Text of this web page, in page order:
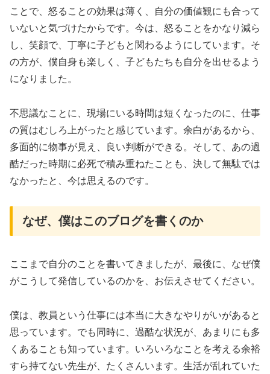
ことで、怒ることの効果は薄く、自分の価値観にも合って
いないと気づけたからです。今は、怒ることをかなり減ら
し、笑顔で、丁寧に子どもと関わるようにしています。そ
の方が、僕自身も楽しく、子どもたちも自分を出せるよう
になりました。
不思議なことに、現場にいる時間は短くなったのに、仕事
の質はむしろ上がったと感じています。余白があるから、
多面的に物事が見え、良い判断ができる。そして、あの過
酷だった時期に必死で積み重ねたことも、決して無駄では
なかったと、今は思えるのです。
なぜ、僕はこのブログを書くのか
ここまで自分のことを書いてきましたが、最後に、なぜ僕
がこうして発信しているのかを、お伝えさせてください。
僕は、教員という仕事には本当に大きなやりがいがあると
思っています。でも同時に、過酷な状況が、あまりにも多
くあることも知っています。いろいろなことを考える余裕
すら持てない先生が、たくさんいます。生活が乱れていた